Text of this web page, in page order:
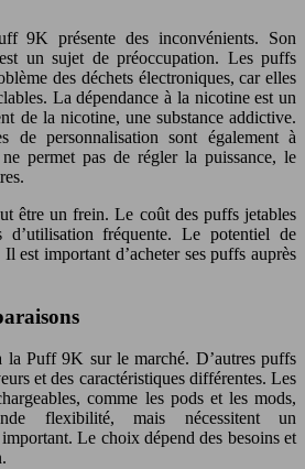
9K présente des inconvénients. Son
un sujet de préoccupation. Les puffs
des déchets électroniques, car elles
La dépendance à la nicotine est un
de la nicotine, une substance addictive.
de personnalisation sont également à
permet pas de régler la puissance, le
être un frein. Le coût des puffs jetables
d’utilisation fréquente. Le potentiel de
est important d’acheter ses puffs auprès
la Puff 9K sur le marché. D’autres puffs
et des caractéristiques différentes. Les
comme les pods et les mods,
flexibilité, mais nécessitent un
Le choix dépend des besoins et